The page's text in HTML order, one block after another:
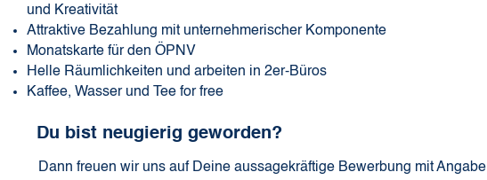
und Kreativität
Attraktive Bezahlung mit unternehmerischer Komponente
Monatskarte für den ÖPNV
Helle Räumlichkeiten und arbeiten in 2er-Büros
Kaffee, Wasser und Tee for free
Du bist neugierig geworden?
Dann freuen wir uns auf Deine aussagekräftige Bewerbung mit Angabe